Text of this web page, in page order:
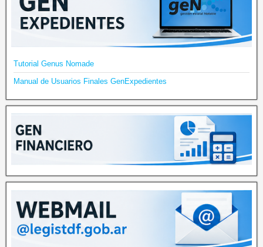
Tutorial Genus Nomade
Manual de Usuarios Finales GenExpedientes